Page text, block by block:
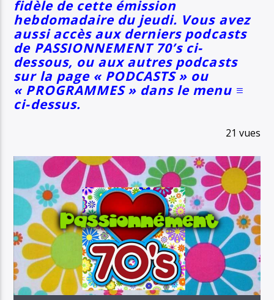
fidèle de cette émission
hebdomadaire du jeudi. Vous avez
aussi accès aux derniers podcasts
de PASSIONNEMENT 70’s ci-
dessous, ou aux autres podcasts
sur la page « PODCASTS » ou
« PROGRAMMES » dans le menu ≡
ci-dessus.
21 vues